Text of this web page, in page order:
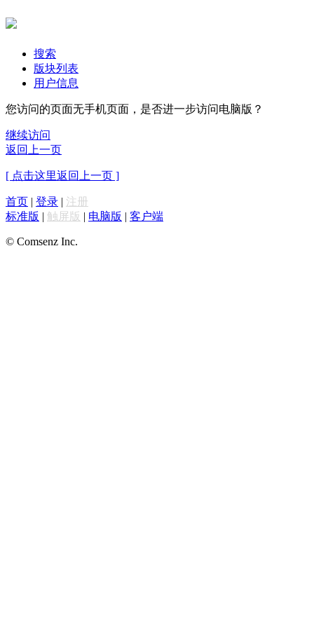
搜索
版块列表
用户信息
您访问的页面无手机页面，是否进一步访问电脑版？
继续访问
返回上一页
[ 点击这里返回上一页 ]
首页 | 登录 | 注册
标准版 | 触屏版 | 电脑版 | 客户端
© Comsenz Inc.